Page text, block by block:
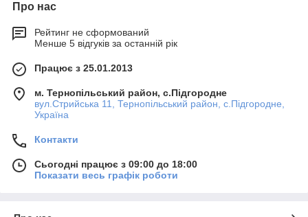
Про нас
Рейтинг не сформований
Менше 5 відгуків за останній рік
Працює з 25.01.2013
м. Тернопільський район, с.Підгородне
вул.Стрийська 11, Тернопільський район, с.Підгородне,
Україна
Контакти
Сьогодні працює з 09:00 до 18:00
Показати весь графік роботи